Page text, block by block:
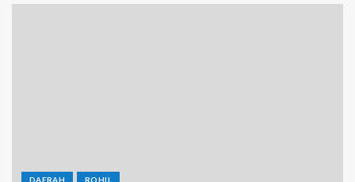
DAERAH ROHIL